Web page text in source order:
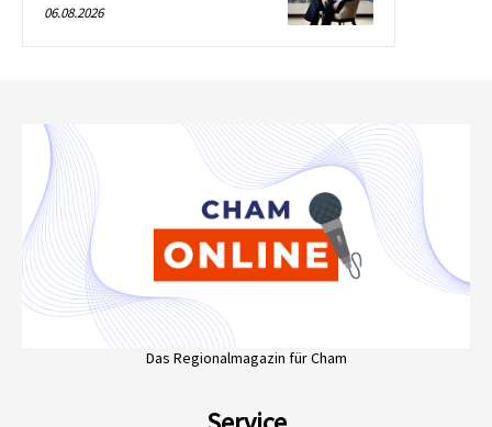
06.08.2026
Das Regionalmagazin für Cham